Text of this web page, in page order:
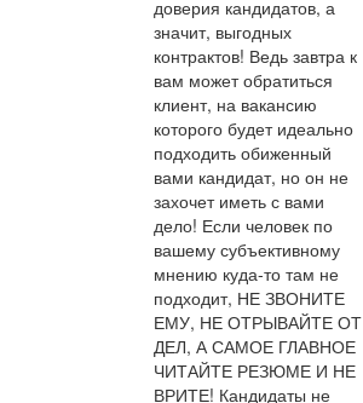
доверия кандидатов, а
значит, выгодных
контрактов! Ведь завтра к
вам может обратиться
клиент, на вакансию
которого будет идеально
подходить обиженный
вами кандидат, но он не
захочет иметь с вами
дело! Если человек по
вашему субъективному
мнению куда-то там не
подходит, НЕ ЗВОНИТЕ
ЕМУ, НЕ ОТРЫВАЙТЕ ОТ
ДЕЛ, А САМОЕ ГЛАВНОЕ
ЧИТАЙТЕ РЕЗЮМЕ И НЕ
ВРИТЕ! Кандидаты не